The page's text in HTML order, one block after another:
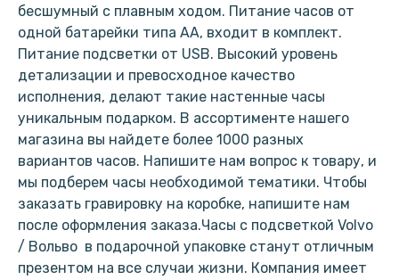
бесшумный с плавным ходом. Питание часов от
одной батарейки типа АА, входит в комплект.
Питание подсветки от USB. Высокий уровень
детализации и превосходное качество
исполнения, делают такие настенные часы
уникальным подарком. В ассортименте нашего
магазина вы найдете более 1000 разных
вариантов часов. Напишите нам вопрос к товару, и
мы подберем часы необходимой тематики. Чтобы
заказать гравировку на коробке, напишите нам
после оформления заказа.Часы с подсветкой Volvo
/ Вольво в подарочной упаковке станут отличным
презентом на все случаи жизни. Компания имеет